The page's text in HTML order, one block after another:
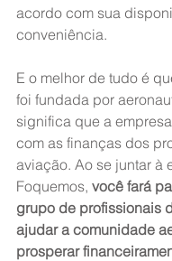
acordo com sua
conveniência.
E o melhor de tudo é
foi fundada por
significa que a
com as finanças dos
aviação. Ao se juntar à
Foquemos, você fará
grupo de profissionais
ajudar a comunidade
prosperar